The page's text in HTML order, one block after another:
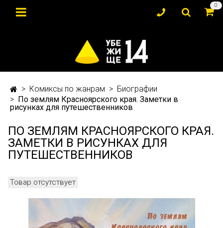
0
Комиксы по жанрам
Биографии
По землям Красноярского края. Заметки в
рисунках для путешественников
ПО ЗЕМЛЯМ КРАСНОЯРСКОГО КРАЯ.
ЗАМЕТКИ В РИСУНКАХ ДЛЯ
ПУТЕШЕСТВЕННИКОВ
Товар отсутствует